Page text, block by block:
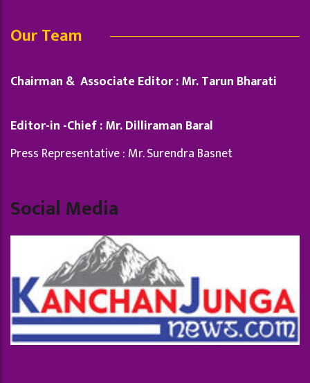
Our Team
Chairman & Associate Editor : Mr. Tarun Bharati
Editor-in -Chief : Mr. Dilliraman Baral
Press Representative : Mr. Surendra Basnet
Social Media